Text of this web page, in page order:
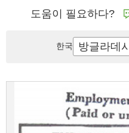
도움이 필요하다?
한국 방글라데시